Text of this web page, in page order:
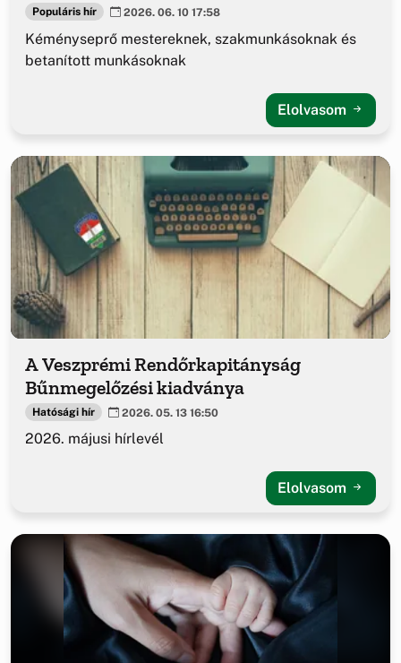
Populáris hír 2026. 06. 10 17:58
Kéményseprő mestereknek, szakmunkásoknak és
betanított munkásoknak
Elolvasom
A Veszprémi Rendőrkapitányság
Bűnmegelőzési kiadványa
Hatósági hír 2026. 05. 13 16:50
2026. májusi hírlevél
Elolvasom